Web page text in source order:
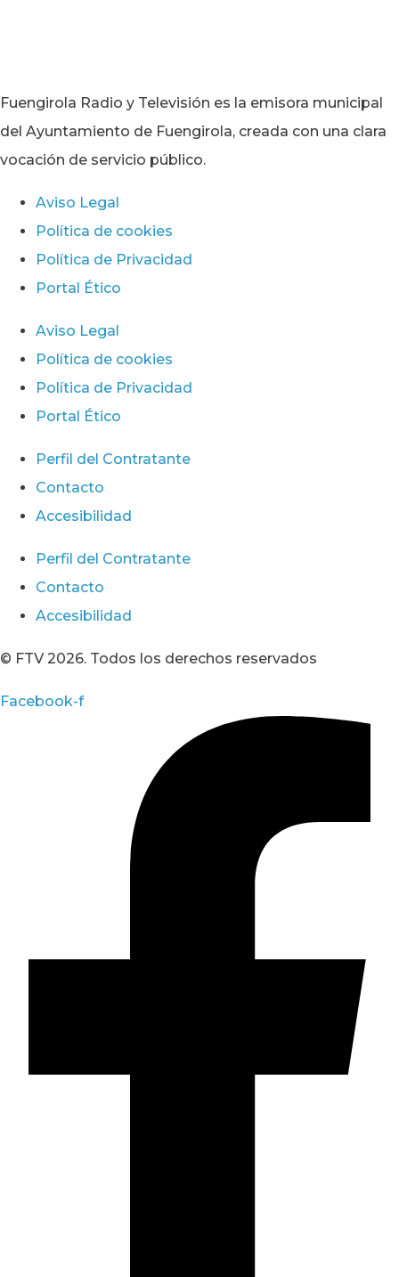
Fuengirola Radio y Televisión es la emisora municipal
del Ayuntamiento de Fuengirola, creada con una clara
vocación de servicio público.
Aviso Legal
Política de cookies
Política de Privacidad
Portal Ético
Aviso Legal
Política de cookies
Política de Privacidad
Portal Ético
Perfil del Contratante
Contacto
Accesibilidad
Perfil del Contratante
Contacto
Accesibilidad
© FTV 2026. Todos los derechos reservados
Facebook-f